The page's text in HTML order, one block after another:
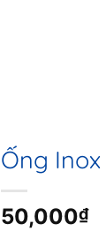
Ống Inox
50,000₫